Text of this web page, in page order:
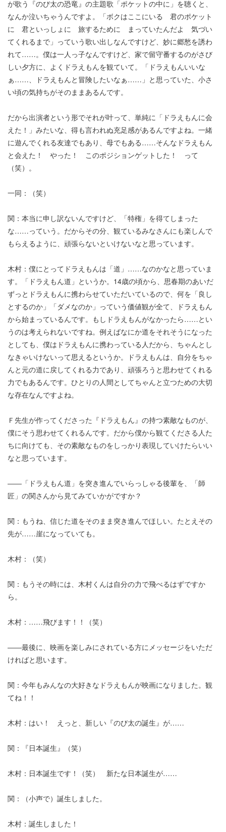
が歌う『のび太の恐竜』の主題歌「ポケットの中に」を聴くと、
なんか泣いちゃうんですよ。「ボクはここにいる 君のポケット
に 君といっしょに 旅するために まっていたんだよ 気づい
てくれるまで」っていう歌い出しなんですけど、妙に郷愁を誘わ
れて……。僕は一人っ子なんですけど、家で留守番するのがさび
しい夕方に、よくドラえもんを観ていて。「ドラえもんいいな
ぁ……、ドラえもんと冒険したいなぁ……」と思っていた、小さ
い頃の気持ちがそのままあるんです。
だから出演者という形でそれが叶って、単純に「ドラえもんに会
えた！」みたいな、得も言われぬ充足感があるんですよね。一緒
に遊んでくれる友達でもあり、母でもある……そんなドラえもん
と会えた！ やった！ このポジションゲットした！ って
（笑）。
一同：（笑）
関：本当に申し訳ないんですけど、「特権」を得てしまった
な……っていう。だからその分、観ているみなさんにも楽しんで
もらえるように、頑張らないといけないなと思っています。
木村：僕にとってドラえもんは「道」……なのかなと思っていま
す。「ドラえもん道」というか。14歳の頃から、思春期のあいだ
ずっとドラえもんに携わらせていただいているので、何を「良し
とするのか」「ダメなのか」っていう価値観が全て、ドラえもん
から始まっているんです。もしドラえもんがなかったら……とい
うのは考えられないですね。例えばなにか道をそれそうになった
としても、僕はドラえもんに携わっている人だから、ちゃんとし
なきゃいけないって思えるというか。ドラえもんは、自分をちゃ
んと元の道に戻してくれる力であり、頑張ろうと思わせてくれる
力でもあるんです。ひとりの人間としてちゃんと立つための大切
な存在なんですよね。
Ｆ先生が作ってくださった『ドラえもん』の持つ素敵なものが、
僕にそう思わせてくれるんです。だから僕から観てくださる人た
ちに向けても、その素敵なものをしっかり表現していけたらいい
なと思っています。
――「ドラえもん道」を突き進んでいらっしゃる後輩を、「師
匠」の関さんから見てみていかがですか？
関：もうね、信じた道をそのまま突き進んでほしい。たとえその
先が……崖になっていても。
木村：（笑）
関：もうその時には、木村くんは自分の力で飛べるはずですか
ら。
木村：……飛びます！！（笑）
――最後に、映画を楽しみにされている方にメッセージをいただ
ければと思います。
関：今年もみんなの大好きなドラえもんが映画になりました。観
てね！！
木村：はい！ えっと、新しい『のび太の誕生』が……
関：『日本誕生』（笑）
木村：日本誕生です！（笑） 新たな日本誕生が……
関：（小声で）誕生しました。
木村：誕生しました！